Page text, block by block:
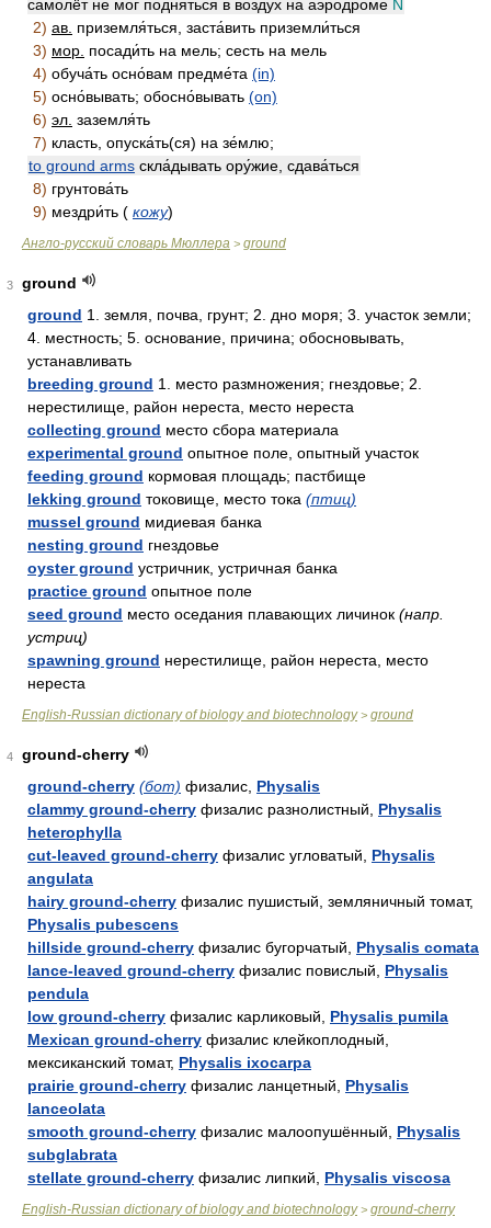
самолёт не мог подня́ться в во́здух на аэродро́ме N
2) ав. приземля́ться, заста́вить приземли́ться
3) мор. посади́ть на мель; сесть на мель
4) обуча́ть осно́вам предме́та (in)
5) осно́вывать; обосно́вывать (on)
6) эл. заземля́ть
7) класть, опуска́ть(ся) на зе́млю;
to ground arms скла́дывать ору́жие, сдава́ться
8) грунтова́ть
9) мездри́ть ( кожу)
Англо-русский словарь Мюллера > ground
3
ground
ground 1. земля, почва, грунт; 2. дно моря; 3. участок земли;
4. местность; 5. основание, причина; обосновывать,
устанавливать
breeding ground 1. место размножения; гнездовье; 2.
нерестилище, район нереста, место нереста
collecting ground место сбора материала
experimental ground опытное поле, опытный участок
feeding ground кормовая площадь; пастбище
lekking ground токовище, место тока (птиц)
mussel ground мидиевая банка
nesting ground гнездовье
oyster ground устричник, устричная банка
practice ground опытное поле
seed ground место оседания плавающих личинок (напр.
устриц)
spawning ground нерестилище, район нереста, место
нереста
English-Russian dictionary of biology and biotechnology> ground
4
ground-cherry
ground-cherry (бот) физалис, Physalis
clammy ground-cherry физалис разнолистный, Physalis
heterophylla
cut-leaved ground-cherry физалис угловатый, Physalis
angulata
hairy ground-cherry физалис пушистый, земляничный томат,
Physalis pubescens
hillside ground-cherry физалис бугорчатый, Physalis comata
lance-leaved ground-cherry физалис повислый, Physalis
pendula
low ground-cherry физалис карликовый, Physalis pumila
Mexican ground-cherry физалис клейкоплодный,
мексиканский томат, Physalis ixocarpa
prairie ground-cherry физалис ланцетный, Physalis
lanceolata
smooth ground-cherry физалис малоопушённый, Physalis
subglabrata
stellate ground-cherry физалис липкий, Physalis viscosa
English-Russian dictionary of biology and biotechnology> ground-cherry